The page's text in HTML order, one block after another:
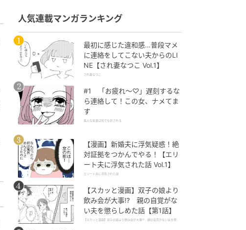
人気連載マンガランキング
最初に感じた違和感…普段マメ
に連絡をしてこない夫からのLI
NE【され妻なつこ Vol.1】
され妻なつこ
#1 「お疲れ〜♡」遅刻するな
ら連絡して！この女、ナメてま
す
美人な友達は何でも許される
【漫画】新婚夫に浮気疑惑！絶
対証拠をつかんでやる！【エリ
ート夫に浮気された話 Vol.1】
エリート夫に浮気された話
【スカッと漫画】双子の娘より
飲み会が大事!? 親の自覚がな
い夫を懲らしめた話【第1話】
【スカッと漫画】双子の娘より飲み会が大事!? 親の自覚がない夫を懲ら